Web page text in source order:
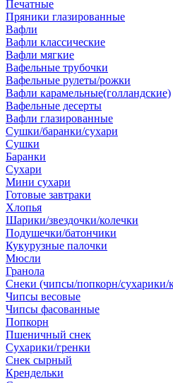
Печатные
Пряники глазированные
Вафли
Вафли классические
Вафли мягкие
Вафельные трубочки
Вафельные рулеты/рожки
Вафли карамельные(голландские)
Вафельные десерты
Вафли глазированные
Сушки/баранки/сухари
Сушки
Баранки
Сухари
Мини сухари
Готовые завтраки
Хлопья
Шарики/звездочки/колечки
Подушечки/батончики
Кукурузные палочки
Мюсли
Гранола
Снеки (чипсы/попкорн/сухарики/
Чипсы весовые
Чипсы фасованные
Попкорн
Пшеничный снек
Сухарики/гренки
Снек сырный
Крендельки